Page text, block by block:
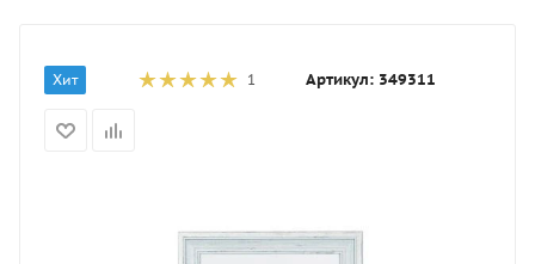
Хит 1 Артикул: 349311